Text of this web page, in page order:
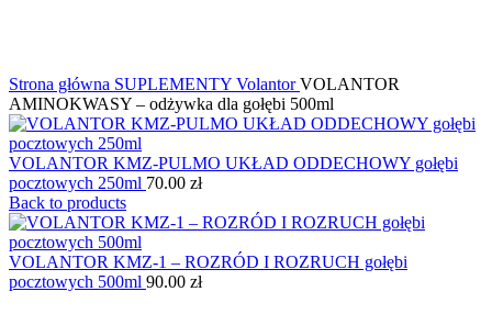
Strona główna SUPLEMENTY VolantorVOLANTOR
AMINOKWASY – odżywka dla gołębi 500ml
VOLANTOR KMZ-PULMO UKŁAD ODDECHOWY gołębi
pocztowych 250ml 70.00 zł
Back to products
VOLANTOR KMZ-1 – ROZRÓD I ROZRUCH gołębi
pocztowych 500ml 90.00 zł